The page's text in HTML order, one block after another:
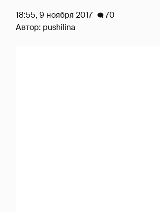
18:55, 9 ноября 2017
70
Автор: pushilina